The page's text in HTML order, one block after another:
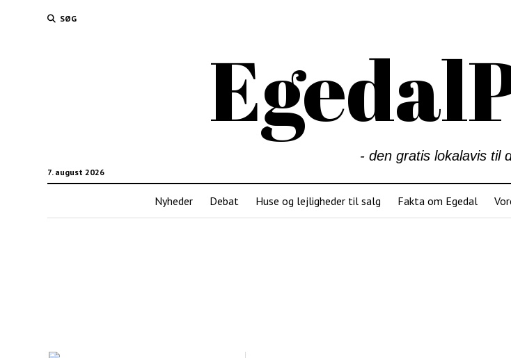
SØG
7. august 2026
- den gratis lokalavis til
Nyheder Debat Huse og lejligheder til salg Fakta om Egedal